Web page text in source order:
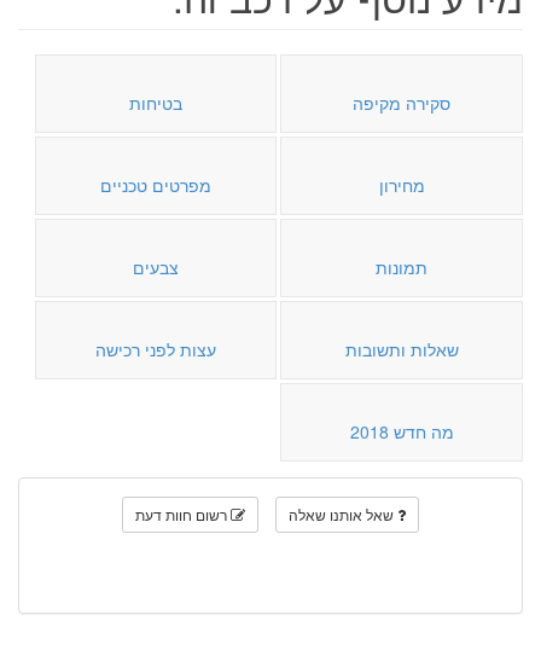
סקירה מקיפה בטיחות
מחירון מפרטים טכניים
תמונות צבעים
שאלות ותשובות עצות לפני רכישה
מה חדש 2018
שאל אותנו שאלה רשום חוות דעת